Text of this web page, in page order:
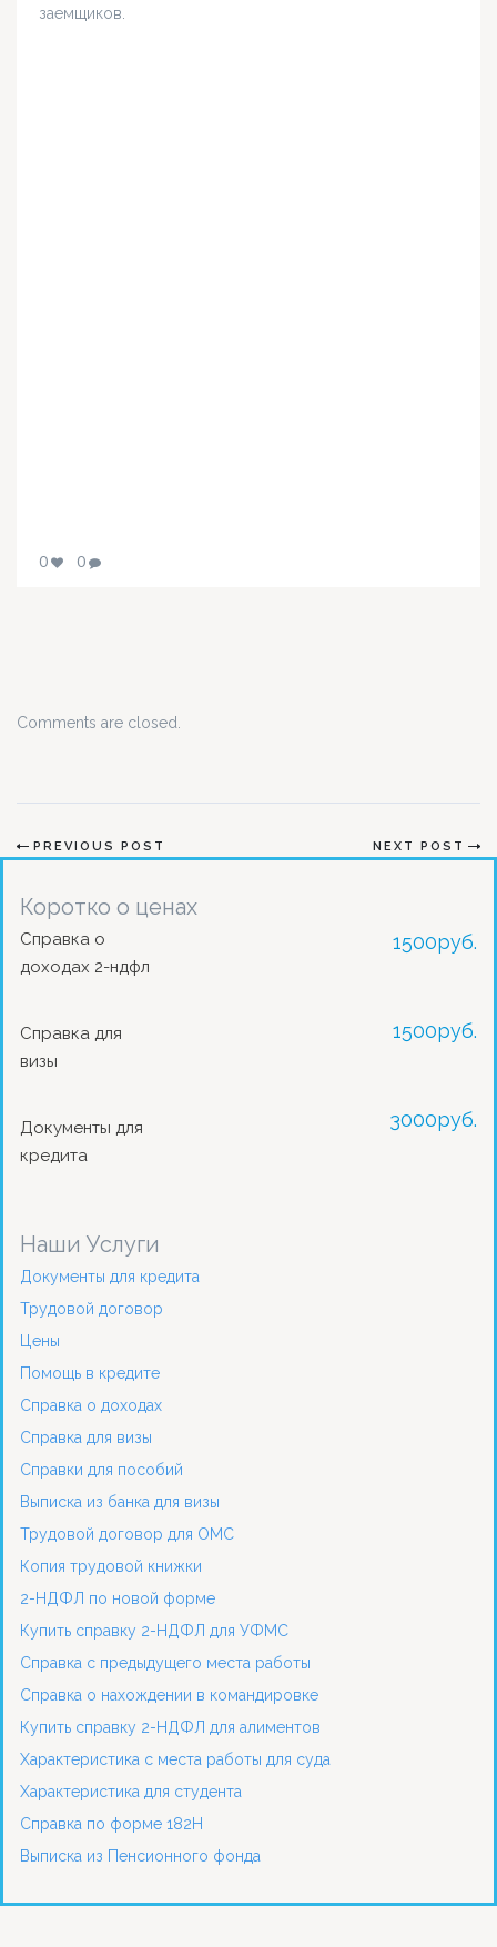
заемщиков.
0 0
Comments are closed.
PREVIOUS POST NEXT POST
Коротко о ценах
Справка о
доходах 2-ндфл
Справка для
визы
Документы для
кредита
1500руб.
1500руб.
3000руб.
Наши Услуги
Документы для кредита
Трудовой договор
Цены
Помощь в кредите
Справка о доходах
Справка для визы
Справки для пособий
Выписка из банка для визы
Трудовой договор для ОМС
Копия трудовой книжки
2-НДФЛ по новой форме
Купить справку 2-НДФЛ для УФМС
Справка с предыдущего места работы
Справка о нахождении в командировке
Купить справку 2-НДФЛ для алиментов
Характеристика с места работы для суда
Характеристика для студента
Справка по форме 182Н
Выписка из Пенсионного фонда